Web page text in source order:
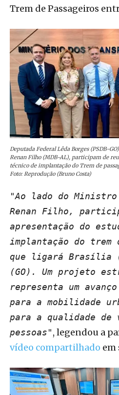
Trem de Passageiros
Deputada Federal Lêda Borges (PSDB-
Renan Filho (MDB-AL), participam de
técnico de implantação do Trem de
Foto: Reprodução (Bruno Costa)
"Ao lado do Ministro
Renan Filho,
apresentação do
implantação do trem
que ligará Brasília
(GO). Um projeto
representa um
para a mobilidade
para a qualidade de
pessoas", legendou a
vídeo compartilhado em